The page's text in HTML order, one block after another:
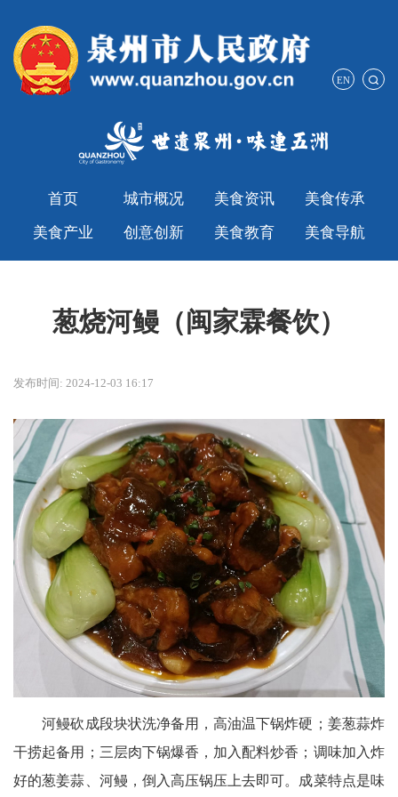
EN
首页 城市概况 美食资讯
美食传承
美食产业
创意创新 美食教育 美食导航
葱烧河鳗（闽家霖餐饮）
发布时间: 2024-12-03 16:17
河鳗砍成段块状洗净备用，高油温下锅炸硬；姜葱蒜炸
干捞起备用；三层肉下锅爆香，加入配料炒香；调味加入炸
好的葱姜蒜、河鳗，倒入高压锅压上去即可。成菜特点是味